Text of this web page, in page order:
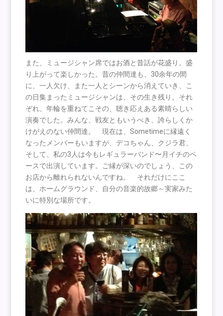
また、ミュージシャン席ではお酒と昔話が花盛り。盛
り上がって楽しかった。昔の仲間達も、30余年の間
に、一人欠け、また一人とシーンから消えていき、こ
の日集まったミュージシャンは、その生き残り。それ
ぞれ、年輪を重ねてこその、聴き応えある素晴らしい
演奏でした。みんな、戦友ともいうべき、誇らしくか
けがえのない仲間達。 現在は、Sometimeに縁遠く
なったメンバーもいますが、デコちゃん、クジラ君、
そして、私の3人は今もレギュラーバンド〜月イチのペ
ースで出演しています。ご縁が深いのでしょう、この
お店から離れられないんですね。 それだけにここ
は、ホームグラウンド、自分の音楽的故郷～実家みた
いに特別な場所です。